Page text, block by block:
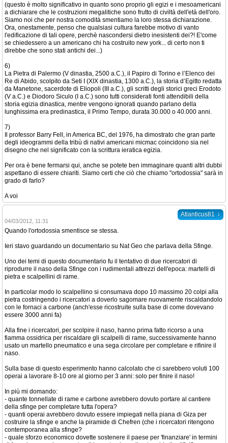
(questo è molto significativo in quanto sono proprio gli egizi e i mesoamericani
a dichiarare che le costruzioni megalitiche sono frutto di civiltà dell'età dell'oro.
Siamo noi che per nostra comodità smentiamo la loro stessa dichiarazione.
Ora, onestamente, penso che qualsiasi cultura farebbe motivo di vanto
l'edificazione di tali opere, perchè nascondersi dietro inesistenti dei?! E'come
se chiedessero a un americano chi ha costruito new york... di certo non ti
direbbe che sono stati antichi dei...)
6)
La Pietra di Palermo (V dinastia, 2500 a.C.), il Papiro di Torino e l’Elenco dei
Re di Abido, scolpito da Seti I (XIX dinastia, 1300 a.C.), la storia d’Egitto redatta
da Manetone, sacerdote di Eliopoli (III a.C.), gli scritti degli storici greci Erodoto
(V a.C.) e Diodoro Siculo (I a.C.) sono tutti considerati fonti attendibili della
storia egizia dinastica, mentre vengono ignorati quando parlano della
lunghissima era predinastica, il Primo Tempo, durata 30.000 o 40.000 anni.
7)
Il professor Barry Fell, in America BC, del 1976, ha dimostrato che gran parte
degli ideogrammi della tribù di nativi americani micmac coincidono sia nel
disegno che nel significato con la scrittura ieratica egizia.
Per ora è bene fermarsi qui, anche se potete ben immaginare quanti altri dubbi
aspettano di essere chiariti. Siamo certi che ciò che chiamo "ortodossia" sarà in
grado di farlo?
A voi
Atlanticus81 ↓
04/03/2012, 11:31
Quando l'ortodossia smentisce se stessa.
Ieri stavo guardando un documentario su Nat Geo che parlava della Sfinge.
Uno dei temi di questo documentario fu il tentativo di due ricercatori di
riprodurre il naso della Sfinge con i rudimentali attrezzi dell'epoca: martelli di
pietra e scalpellini di rame.
In particolar modo lo scalpellino si consumava dopo 10 massimo 20 colpi alla
pietra costringendo i ricercatori a doverlo sagomare nuovamente riscaldandolo
con le fornaci a carbone (anch'esse ricostruite sulla base di come dovevano
essere 3000 anni fa)
Alla fine i ricercatori, per scolpire il naso, hanno prima fatto ricorso a una
fiamma ossidrica per riscaldare gli scalpelli di rame, successivamente hanno
usato un martello pneumatico e una sega circolare per completare e rifinire il
naso.
Sulla base di questo esperimento hanno calcolato che ci sarebbero voluti 100
operai a lavorare 8-10 ore al giorno per 3 anni: solo per finire il naso!
In più mi domando:
- quante tonnellate di rame e carbone avrebbero dovuto portare al cantiere
della sfinge per completare tutta l'opera?
- quanti operai avrebbero dovuto essere impiegati nella piana di Giza per
costruire la sfinge e anche la piramide di Chefren (che i ricercatori ritengono
contemporanea alla sfinge?
- quale sforzo economico dovette sostenere il paese per 'finanziare' in termini